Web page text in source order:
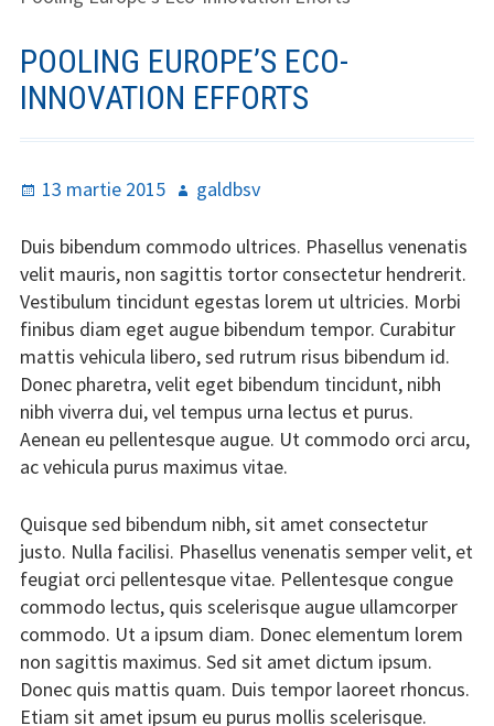
POOLING EUROPE’S ECO-
INNOVATION EFFORTS
Publicat
13 martie 2015 Autorgaldbsv
Duis bibendum commodo ultrices. Phasellus venenatis
velit mauris, non sagittis tortor consectetur hendrerit.
Vestibulum tincidunt egestas lorem ut ultricies. Morbi
finibus diam eget augue bibendum tempor. Curabitur
mattis vehicula libero, sed rutrum risus bibendum id.
Donec pharetra, velit eget bibendum tincidunt, nibh
nibh viverra dui, vel tempus urna lectus et purus.
Aenean eu pellentesque augue. Ut commodo orci arcu,
ac vehicula purus maximus vitae.
Quisque sed bibendum nibh, sit amet consectetur
justo. Nulla facilisi. Phasellus venenatis semper velit, et
feugiat orci pellentesque vitae. Pellentesque congue
commodo lectus, quis scelerisque augue ullamcorper
commodo. Ut a ipsum diam. Donec elementum lorem
non sagittis maximus. Sed sit amet dictum ipsum.
Donec quis mattis quam. Duis tempor laoreet rhoncus.
Etiam sit amet ipsum eu purus mollis scelerisque.